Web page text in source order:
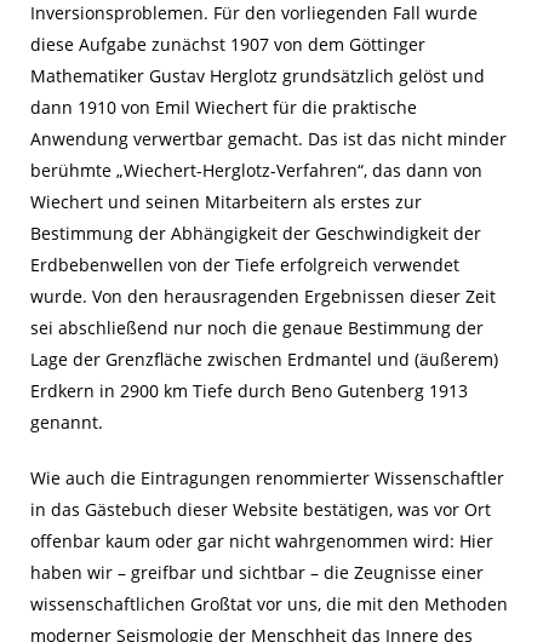
Inversionsproblemen. Für den vorliegenden Fall wurde
diese Aufgabe zunächst 1907 von dem Göttinger
Mathematiker Gustav Herglotz grundsätzlich gelöst und
dann 1910 von Emil Wiechert für die praktische
Anwendung verwertbar gemacht. Das ist das nicht minder
berühmte „Wiechert-Herglotz-Verfahren“, das dann von
Wiechert und seinen Mitarbeitern als erstes zur
Bestimmung der Abhängigkeit der Geschwindigkeit der
Erdbebenwellen von der Tiefe erfolgreich verwendet
wurde. Von den herausragenden Ergebnissen dieser Zeit
sei abschließend nur noch die genaue Bestimmung der
Lage der Grenzfläche zwischen Erdmantel und (äußerem)
Erdkern in 2900 km Tiefe durch Beno Gutenberg 1913
genannt.
Wie auch die Eintragungen renommierter Wissenschaftler
in das Gästebuch dieser Website bestätigen, was vor Ort
offenbar kaum oder gar nicht wahrgenommen wird: Hier
haben wir – greifbar und sichtbar – die Zeugnisse einer
wissenschaftlichen Großtat vor uns, die mit den Methoden
moderner Seismologie der Menschheit das Innere des